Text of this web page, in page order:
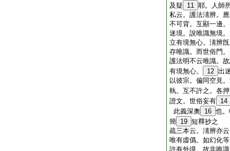
及疑
11 耶。人師
私云。護法淸辨。
不可背。互顯一邊
迷境。說唯識無境
立有境無心。淸辨
存唯識。而世俗門
護法明不云唯識。
有境無心。
12 出
以彼宗。偏同空見
執。互不許之。各
證文。世俗妄有 14
此義深奧 16 也
簡 19 短釋抄之
疏三本云。淸辨亦
唯有虛僞。如幻化
許有外境。故非唯